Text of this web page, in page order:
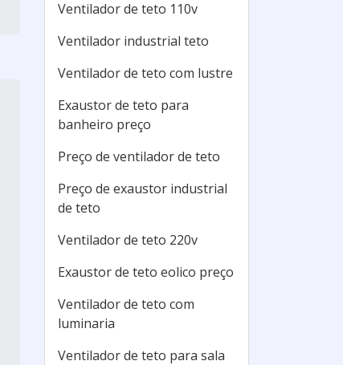
Ventilador de teto 110v
Ventilador industrial teto
Ventilador de teto com lustre
Exaustor de teto para
banheiro preço
Preço de ventilador de teto
Preço de exaustor industrial
de teto
Ventilador de teto 220v
Exaustor de teto eolico preço
Ventilador de teto com
luminaria
Ventilador de teto para sala